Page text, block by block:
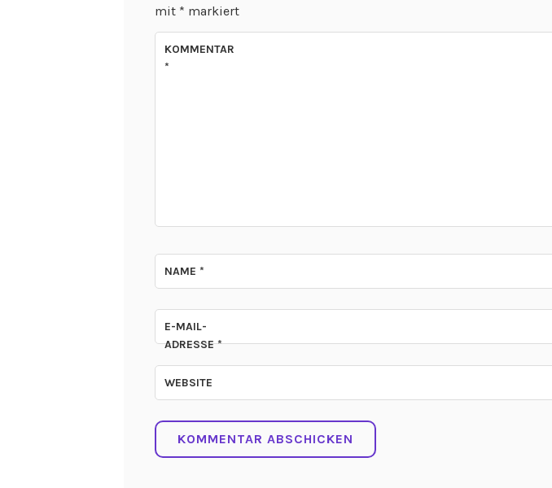
mit * markiert
KOMMENTAR
*
NAME *
E-MAIL-
ADRESSE*
WEBSITE